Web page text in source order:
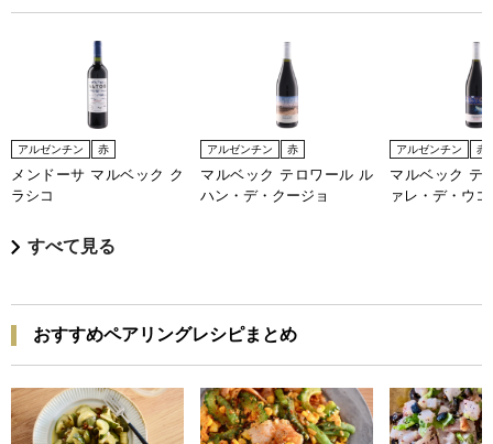
アルゼンチン 赤
メンドーサ マルベック ク
ラシコ
アルゼンチン 赤
マルベック テロワール ル
ハン・デ・クージョ
アルゼンチン 赤
マルベック テ
ァレ・デ・ウコ
すべて見る
おすすめペアリングレシピまとめ